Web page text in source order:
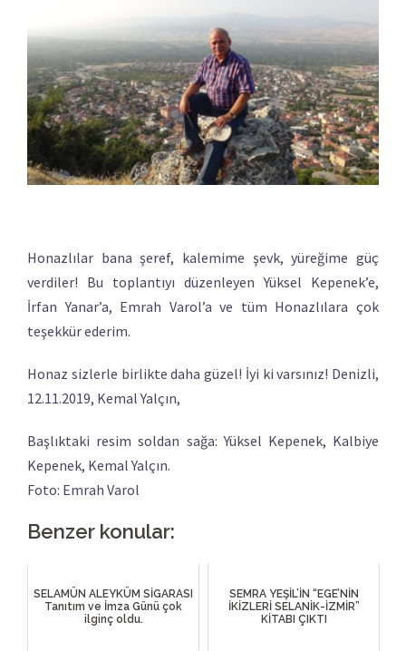
Honazlılar bana şeref, kalemime şevk, yüreğime güç
verdiler! Bu toplantıyı düzenleyen Yüksel Kepenek’e,
İrfan Yanar’a, Emrah Varol’a ve tüm Honazlılara çok
teşekkür ederim.
Honaz sizlerle birlikte daha güzel! İyi ki varsınız! Denizli,
12.11.2019, Kemal Yalçın,
Başlıktaki resim soldan sağa: Yüksel Kepenek, Kalbiye
Kepenek, Kemal Yalçın.
Foto: Emrah Varol
Benzer konular:
SELAMÜN ALEYKÜM SİGARASI
Tanıtım ve İmza Günü çok
ilginç oldu.
SEMRA YEŞİL’İN “EGE’NİN
İKİZLERİ SELANİK-İZMİR”
KİTABI ÇIKTI